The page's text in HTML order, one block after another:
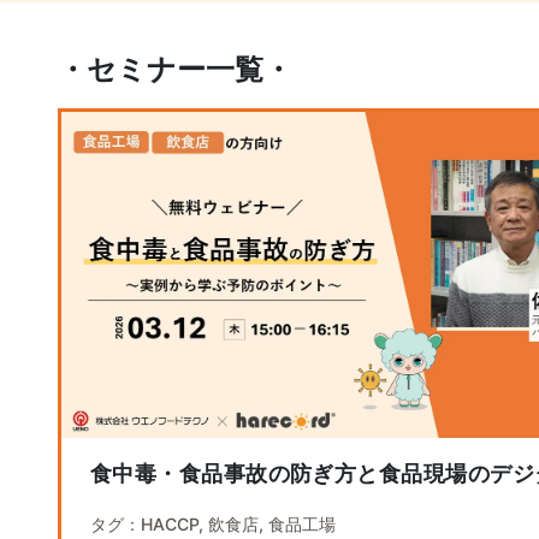
・セミナー一覧・
食中毒・食品事故の防ぎ方と食品現場のデ
タグ：HACCP, 飲食店, 食品工場